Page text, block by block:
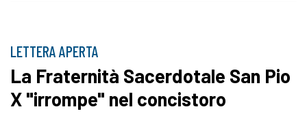
LETTERA APERTA
La Fraternità Sacerdotale San Pio
X "irrompe" nel concistoro